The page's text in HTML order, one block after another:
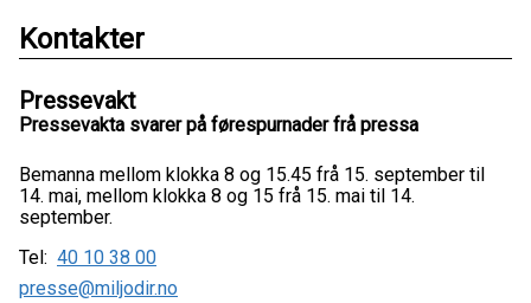
Kontakter
Pressevakt
Pressevakta svarer på førespurnader frå pressa
Bemanna mellom klokka 8 og 15.45 frå 15. september til
14. mai, mellom klokka 8 og 15 frå 15. mai til 14.
september.
Tel: 40 10 38 00
presse@miljodir.no